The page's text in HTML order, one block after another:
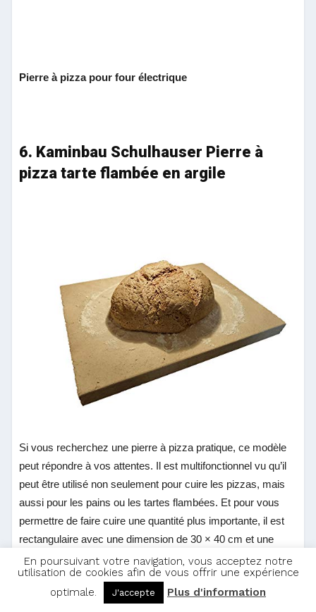
Pierre à pizza pour four électrique
6. Kaminbau Schulhauser Pierre à
pizza tarte flambée en argile
Si vous recherchez une pierre à pizza pratique, ce modèle
peut répondre à vos attentes. Il est multifonctionnel vu qu’il
peut être utilisé non seulement pour cuire les pizzas, mais
aussi pour les pains ou les tartes flambées. Et pour vous
permettre de faire cuire une quantité plus importante, il est
rectangulaire avec une dimension de 30 × 40 cm et une
épaisseur moyenne de 3 cm qui renforce sa solidité. En
effet, grâce à sa grande taille, le produit peut contenir 2
petites pizzas en même temps, ce qui représente un gain de
En poursuivant votre navigation, vous acceptez notre
utilisation de cookies afin de vous offrir une expérience
optimale.
J'accepte Plus d'information